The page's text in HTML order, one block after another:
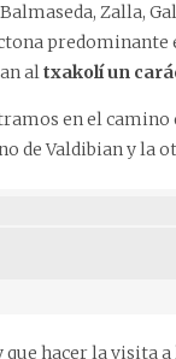
Zalla,
altxakolí un
en el camino
de Valdibian y la
hacer la visita